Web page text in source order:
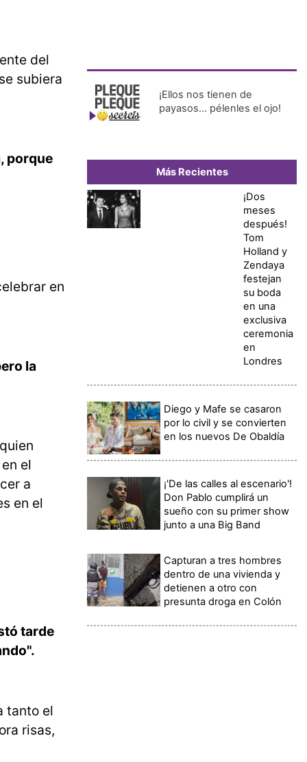
del
subiera
porque
en
la
el
a
en el
tarde
tanto el
risas,
¡Ellos nos tienen de
payasos… pélenles el ojo!
Más Recientes
¡Dos
meses
después!
Tom
Holland y
Zendaya
festejan
su boda
en una
exclusiva
ceremonia
en
Londres
Diego y Mafe se casaron
por lo civil y se convierten
en los nuevos De Obaldía
¡'De las calles al escenario'!
Don Pablo cumplirá un
sueño con su primer show
junto a una Big Band
Capturan a tres hombres
dentro de una vivienda y
detienen a otro con
presunta droga en Colón